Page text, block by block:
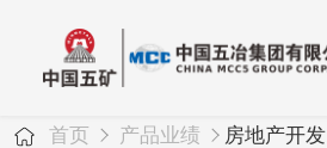
首页 产品业绩 房地产开发